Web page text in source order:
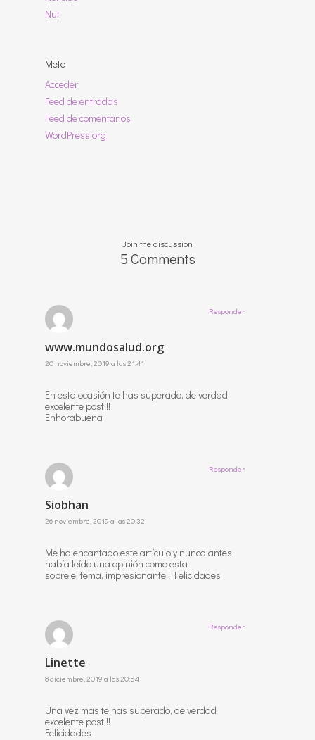
Nut
Meta
Acceder
Feed de entradas
Feed de comentarios
WordPress.org
Join the discussion
5 Comments
www.mundosalud.org
20 noviembre, 2019 a las 21:41
En esta ocasión te has superado, de verdad
excelente post!!!
Enhorabuena
Responder
Siobhan
26 noviembre, 2019 a las 20:32
Me ha encantado este artículo y nunca antes
había leído una opinión como esta
sobre el tema, impresionante ! Felicidades
Responder
Linette
8 diciembre, 2019 a las 20:54
Una vez mas te has superado, de verdad
excelente post!!!
Felicidades
Responder